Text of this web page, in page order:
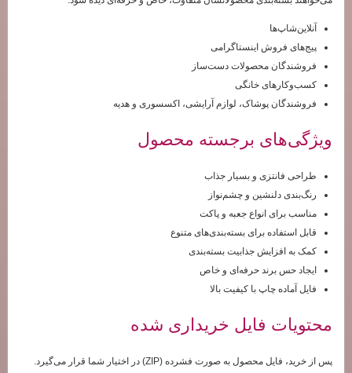
آنلاین‌شاپ‌ها
پیج‌های فروش اینستاگرامی
فروشندگان محصولات دست‌ساز
کسب‌وکارهای خانگی
فروشندگان پوشاک، لوازم آرایشی، اکسسوری و هدیه
ویژگی‌های برجسته محصول
طراحی فانتزی و بسیار جذاب
رنگ‌بندی دلنشین و چشم‌نواز
مناسب برای انواع جعبه و پاکت
قابل استفاده برای بسته‌بندی‌های متنوع
کمک به افزایش جذابیت بسته‌بندی
ایجاد حس برند حرفه‌ای و خاص
فایل آماده چاپ با کیفیت بالا
محتویات فایل خریداری شده
پس از خرید، فایل محصول به صورت فشرده (ZIP) در اختیار شما قرار می‌گیرد.